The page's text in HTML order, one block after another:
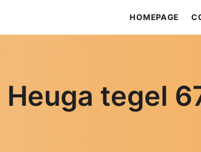
HOMEPAGE
Heuga tegel